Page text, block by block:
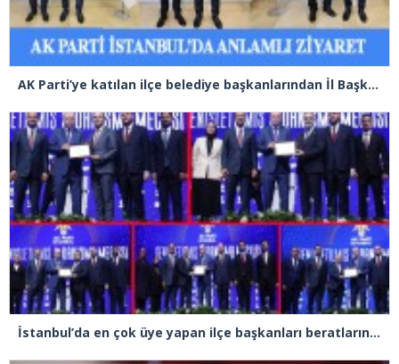
AK Parti’ye katılan ilçe belediye başkanlarından İl Başkanı Özdemir’e ziyaret
İstanbul’da en çok üye yapan ilçe başkanları beratlarını Cumhurbaşkanı Erdoğan’ın elinden aldı